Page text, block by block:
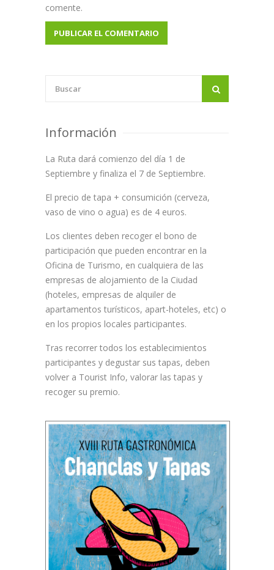
comente.
Información
La Ruta dará comienzo del día 1 de
Septiembre y finaliza el 7 de Septiembre.
El precio de tapa + consumición (cerveza,
vaso de vino o agua) es de 4 euros.
Los clientes deben recoger el bono de
participación que pueden encontrar en la
Oficina de Turismo, en cualquiera de las
empresas de alojamiento de la Ciudad
(hoteles, empresas de alquiler de
apartamentos turísticos, apart-hoteles, etc) o
en los propios locales participantes.
Tras recorrer todos los establecimientos
participantes y degustar sus tapas, deben
volver a Tourist Info, valorar las tapas y
recoger su premio.